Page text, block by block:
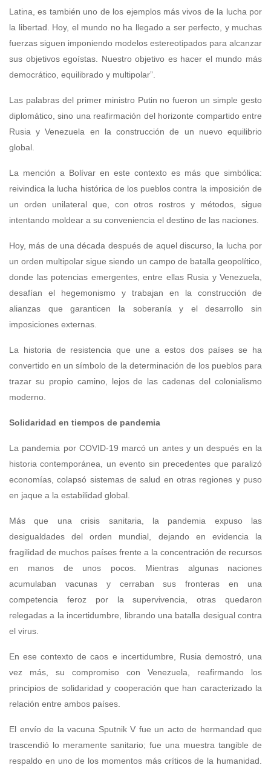
Latina, es también uno de los ejemplos más vivos de la lucha por
la libertad. Hoy, el mundo no ha llegado a ser perfecto, y muchas
fuerzas siguen imponiendo modelos estereotipados para alcanzar
sus objetivos egoístas. Nuestro objetivo es hacer el mundo más
democrático, equilibrado y multipolar”.
Las palabras del primer ministro Putin no fueron un simple gesto
diplomático, sino una reafirmación del horizonte compartido entre
Rusia y Venezuela en la construcción de un nuevo equilibrio
global.
La mención a Bolívar en este contexto es más que simbólica:
reivindica la lucha histórica de los pueblos contra la imposición de
un orden unilateral que, con otros rostros y métodos, sigue
intentando moldear a su conveniencia el destino de las naciones.
Hoy, más de una década después de aquel discurso, la lucha por
un orden multipolar sigue siendo un campo de batalla geopolítico,
donde las potencias emergentes, entre ellas Rusia y Venezuela,
desafían el hegemonismo y trabajan en la construcción de
alianzas que garanticen la soberanía y el desarrollo sin
imposiciones externas.
La historia de resistencia que une a estos dos países se ha
convertido en un símbolo de la determinación de los pueblos para
trazar su propio camino, lejos de las cadenas del colonialismo
moderno.
Solidaridad en tiempos de pandemia
La pandemia por COVID-19 marcó un antes y un después en la
historia contemporánea, un evento sin precedentes que paralizó
economías, colapsó sistemas de salud en otras regiones y puso
en jaque a la estabilidad global.
Más que una crisis sanitaria, la pandemia expuso las
desigualdades del orden mundial, dejando en evidencia la
fragilidad de muchos países frente a la concentración de recursos
en manos de unos pocos. Mientras algunas naciones
acumulaban vacunas y cerraban sus fronteras en una
competencia feroz por la supervivencia, otras quedaron
relegadas a la incertidumbre, librando una batalla desigual contra
el virus.
En ese contexto de caos e incertidumbre, Rusia demostró, una
vez más, su compromiso con Venezuela, reafirmando los
principios de solidaridad y cooperación que han caracterizado la
relación entre ambos países.
El envío de la vacuna Sputnik V fue un acto de hermandad que
trascendió lo meramente sanitario; fue una muestra tangible de
respaldo en uno de los momentos más críticos de la humanidad.